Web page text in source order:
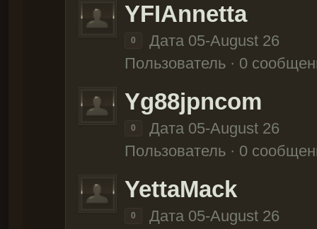
YFIAnnetta
0
Дата 05-August 26
Пользователь · 0
Yg88jpncom
0
Дата 05-August 26
Пользователь · 0
YettaMack
0
Дата 05-August 26